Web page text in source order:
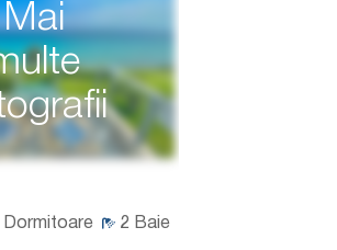
Mai
Dormitoare 2 Baie